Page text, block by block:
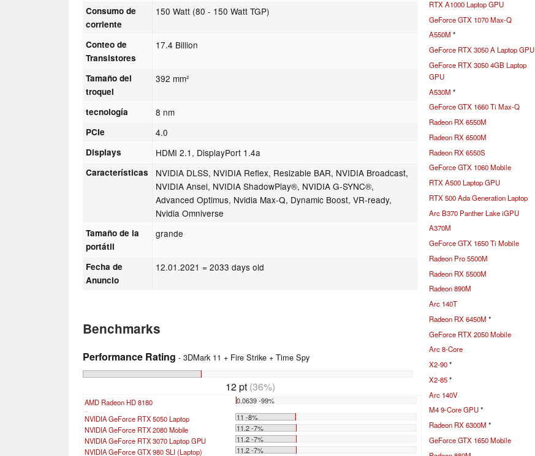
Consumo de
corriente
150 Watt (80 - 150 Watt TGP)
Conteo de
Transistores
17.4 Billion
Tamaño del
troquel
392 mm²
tecnología 8 nm
PCIe 4.0
Displays HDMI 2.1, DisplayPort 1.4a
Características
NVIDIA DLSS, NVIDIA Reflex, Resizable BAR, NVIDIA Broadcast,
NVIDIA Ansel, NVIDIA ShadowPlay®, NVIDIA G-SYNC®,
Advanced Optimus, Nvidia Max-Q, Dynamic Boost, VR-ready,
Nvidia Omniverse
Tamaño de la
portátil
grande
Fecha de
Anuncio
12.01.2021 = 2033 days old
Benchmarks
Performance Rating - 3DMark 11 + Fire Strike + Time Spy
12 pt (36%)
AMD Radeon HD 8180 0.0639 -99%
NVIDIA GeForce RTX 5050 Laptop
11 -8%
NVIDIA GeForce RTX 2080 Mobile
11.2 -7%
NVIDIA GeForce RTX 3070 Laptop GPU
11.2 -7%
NVIDIA GeForce GTX 980 SLI (Laptop)
11.2 -7%
RTX A1000 Laptop GPU
GeForce GTX 1070 Max-Q
A550M *
GeForce RTX 3050 A Laptop GPU
GeForce RTX 3050 4GB Laptop
GPU
A530M *
GeForce GTX 1660 Ti Max-Q
Radeon RX 6550M
Radeon RX 6500M
Radeon RX 6550S
GeForce GTX 1060 Mobile
RTX A500 Laptop GPU
RTX 500 Ada Generation Laptop
Arc B370 Panther Lake iGPU
A370M
GeForce GTX 1650 Ti Mobile
Radeon Pro 5500M
Radeon RX 5500M
Radeon 890M
Arc 140T
Radeon RX 6450M *
GeForce RTX 2050 Mobile
Arc 8-Core
X2-90*
X2-85*
Arc 140V
M4 9-Core GPU*
Radeon RX 6300M *
GeForce GTX 1650 Mobile